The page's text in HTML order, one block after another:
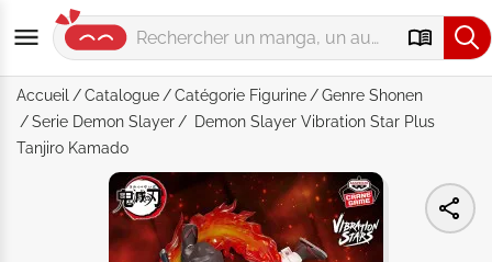
Accueil Catalogue Catégorie Figurine Genre Shonen
Serie Demon Slayer
Demon Slayer Vibration Star Plus
Tanjiro Kamado